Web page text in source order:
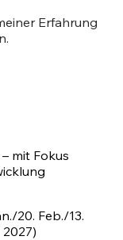
Erfahrung
mit Fokus
20. Feb./13.